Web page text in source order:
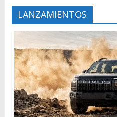
LANZAMIENTOS